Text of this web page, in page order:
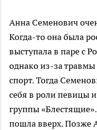
Анна Семенович
Когда-то она была
выступала в паре с
однако из-за
спорт. Тогда
себя в роли певицы
группы
пошла вверх. Позже